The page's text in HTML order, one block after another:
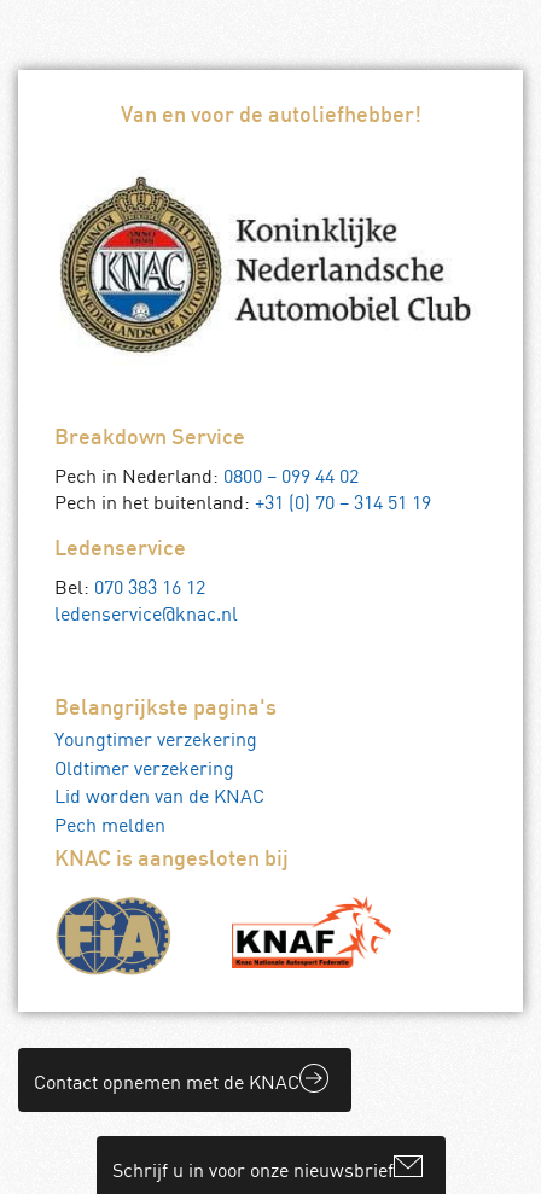
Van en voor de autoliefhebber!
Breakdown Service
Pech in Nederland: 0800 – 099 44 02
Pech in het buitenland: +31 (0) 70 – 314 51 19
Ledenservice
Bel: 070 383 16 12
ledenservice@knac.nl
Belangrijkste pagina's
Youngtimer verzekering
Oldtimer verzekering
Lid worden van de KNAC
Pech melden
KNAC is aangesloten bij
Contact opnemen met de KNAC
Schrijf u in voor onze nieuwsbrief